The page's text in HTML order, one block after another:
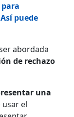
puede
abordada
de rechazo
una
el